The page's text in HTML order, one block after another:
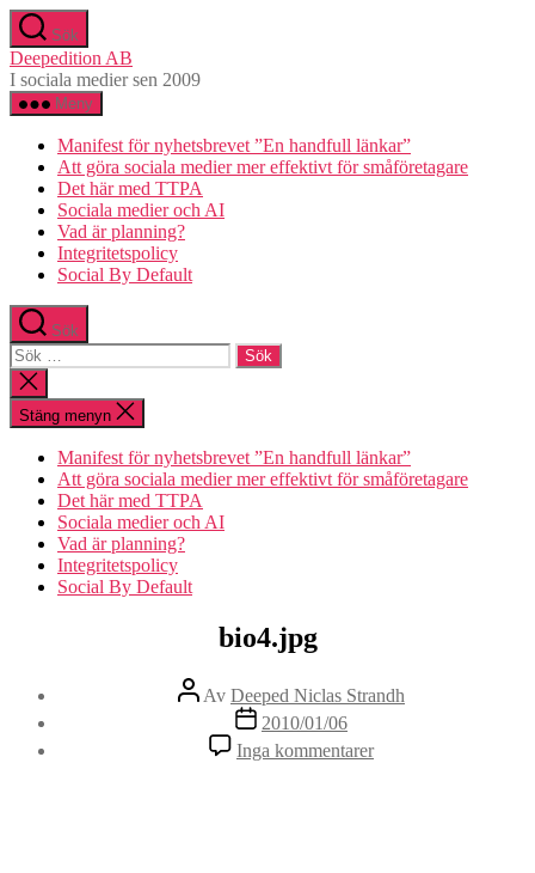
Hoppa
till
innehåll
Sök
Deepedition AB
I sociala medier sen 2009
Meny
Manifest för nyhetsbrevet ”En handfull länkar”
Att göra sociala medier mer effektivt för småföretagare
Det här med TTPA
Sociala medier och AI
Vad är planning?
Integritetspolicy
Social By Default
Sök
Sök
efter:
Stäng
sökningen
Stäng menyn
Manifest för nyhetsbrevet ”En handfull länkar”
Att göra sociala medier mer effektivt för småföretagare
Det här med TTPA
Sociala medier och AI
Vad är planning?
Integritetspolicy
Social By Default
Kategorier
bio4.jpg
Inläggsförfattare
Av Deeped Niclas Strandh
Inläggsdatum
2010/01/06
Inga kommentarertill
bio4.jpg